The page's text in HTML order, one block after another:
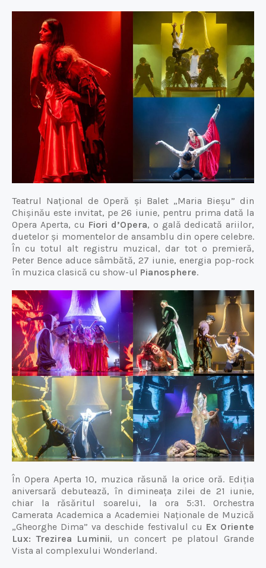
Teatrul Național de Operă și Balet „Maria Bieșu” din
Chișinău este invitat, pe 26 iunie, pentru prima dată la
Opera Aperta, cu Fiori d’Opera, o gală dedicată ariilor,
duetelor și momentelor de ansamblu din opere celebre.
În cu totul alt registru muzical, dar tot o premieră,
Peter Bence aduce sâmbătă, 27 iunie, energia pop-rock
în muzica clasică cu show-ul Pianosphere.
În Opera Aperta 10, muzica răsună la orice oră. Ediția
aniversară debutează, în dimineața zilei de 21 iunie,
chiar la răsăritul soarelui, la ora 5:31. Orchestra
Camerata Academica a Academiei Naționale de Muzică
„Gheorghe Dima” va deschide festivalul cu Ex Oriente
Lux: Trezirea Luminii, un concert pe platoul Grande
Vista al complexului Wonderland.